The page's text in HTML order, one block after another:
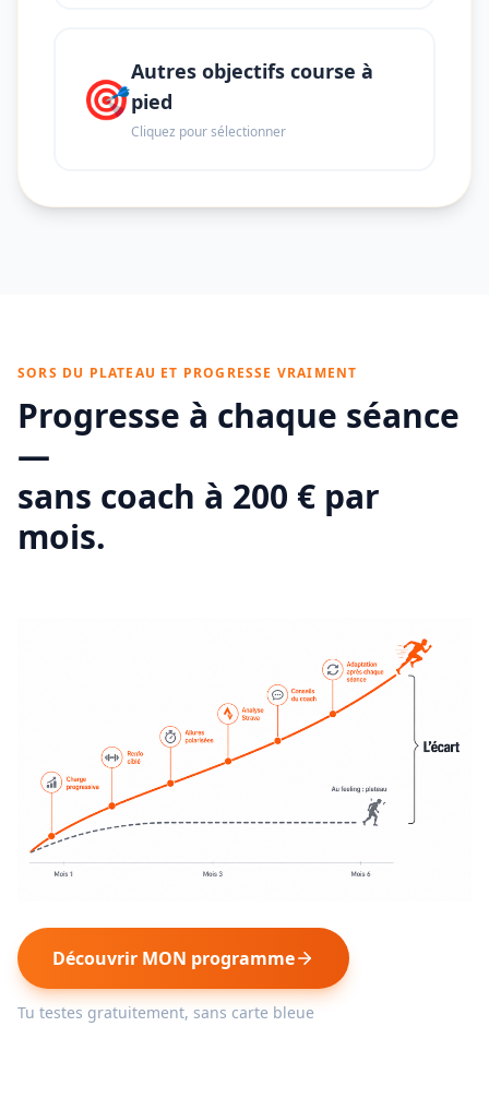
🎯
Autres objectifs course à
pied
Cliquez pour sélectionner
SORS DU PLATEAU ET PROGRESSE VRAIMENT
Progresse à chaque séance
—
sans coach à 200 € par
mois.
Découvrir MON programme
Tu testes gratuitement, sans carte bleue